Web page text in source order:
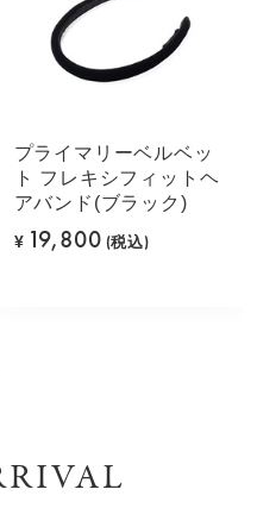
プライマリーベルベッ
ト フレキシフィットヘ
アバンド(ブラック)
¥ 19,800 (税込)